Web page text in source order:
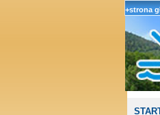
+strona